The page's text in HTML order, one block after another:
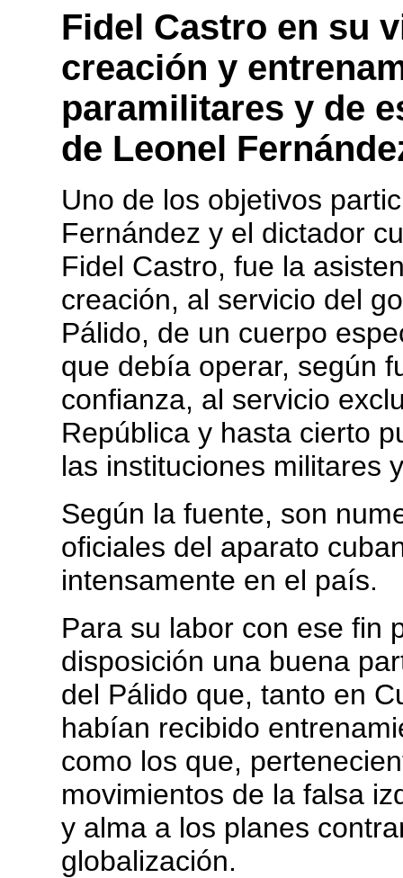
Fidel Castro en su
creación y
paramilitares y de
de Leonel
Uno de los objetivos
Fernández y el dictador
Fidel Castro, fue la
creación, al servicio del
Pálido, de un cuerpo
que debía operar, según
confianza, al servicio
República y hasta cierto
las instituciones militares
Según la fuente, son
oficiales del aparato
intensamente en el país.
Para su labor con ese fin
disposición una buena
del Pálido que, tanto en
habían recibido
como los que,
movimientos de la falsa
y alma a los planes
globalización.